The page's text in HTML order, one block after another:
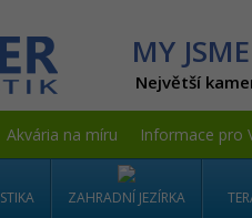
MY
Největší
Akvária na míru Informace pro
ZAHRADNÍ JEZÍRKA